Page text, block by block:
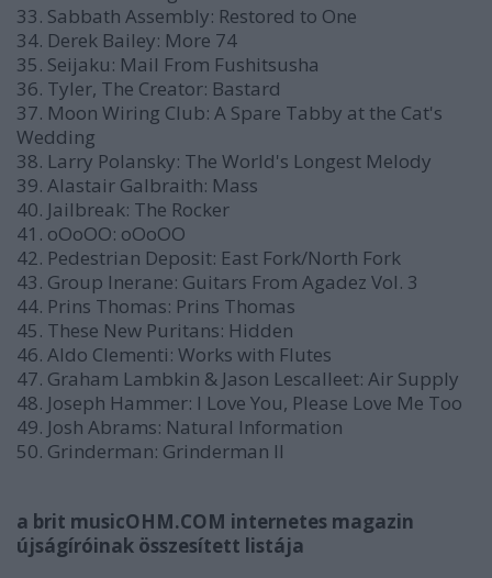
33. Sabbath Assembly: Restored to One
34. Derek Bailey: More 74
35. Seijaku: Mail From Fushitsusha
36. Tyler, The Creator: Bastard
37. Moon Wiring Club: A Spare Tabby at the Cat's
Wedding
38. Larry Polansky: The World's Longest Melody
39. Alastair Galbraith: Mass
40. Jailbreak: The Rocker
41. oOoOO: oOoOO
42. Pedestrian Deposit: East Fork/North Fork
43. Group Inerane: Guitars From Agadez Vol. 3
44. Prins Thomas: Prins Thomas
45. These New Puritans: Hidden
46. Aldo Clementi: Works with Flutes
47. Graham Lambkin & Jason Lescalleet: Air Supply
48. Joseph Hammer: I Love You, Please Love Me Too
49. Josh Abrams: Natural Information
50. Grinderman: Grinderman II
a brit musicOHM.COM internetes magazin
újságíróinak összesített listája